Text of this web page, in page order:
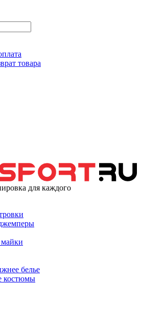
товара
для каждого
белье
костюмы